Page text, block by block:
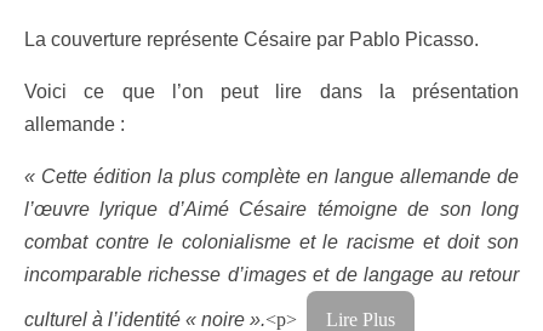
La couverture représente Césaire par Pablo Picasso.
Voici ce que l’on peut lire dans la présentation
allemande :
« Cette édition la plus complète en langue allemande de
l’œuvre lyrique d’Aimé Césaire témoigne de son long
combat contre le colonialisme et le racisme et doit son
incomparable richesse d’images et de langage au retour
culturel à l’identité « noire ».<p> Lire Plus